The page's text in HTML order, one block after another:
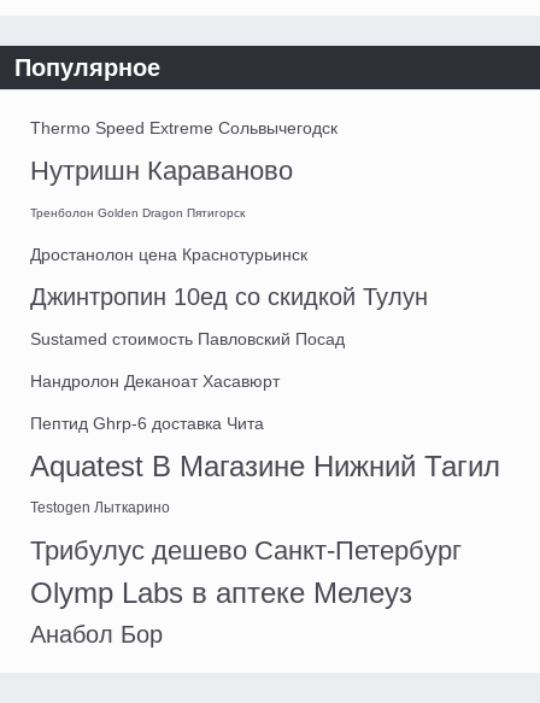
Популярное
Thermo Speed Extreme Сольвычегодск
Нутришн Караваново
Тренболон Golden Dragon Пятигорск
Дростанолон цена Краснотурьинск
Джинтропин 10ед со скидкой Тулун
Sustamed стоимость Павловский Посад
Нандролон Деканоат Хасавюрт
Пептид Ghrp-6 доставка Чита
Aquatest В Магазине Нижний Тагил
Testogen Лыткарино
Трибулус дешево Санкт-Петербург
Olymp Labs в аптеке Мелеуз
Анабол Бор